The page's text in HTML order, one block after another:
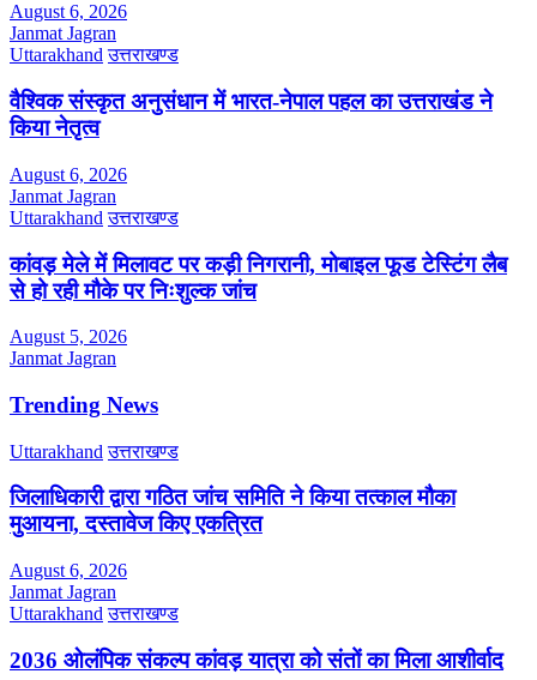
August 6, 2026
Janmat Jagran
Uttarakhand उत्तराखण्ड
वैश्विक संस्कृत अनुसंधान में भारत-नेपाल पहल का उत्तराखंड ने
किया नेतृत्व
August 6, 2026
Janmat Jagran
Uttarakhand उत्तराखण्ड
कांवड़ मेले में मिलावट पर कड़ी निगरानी, मोबाइल फूड टेस्टिंग लैब
से हो रही मौके पर निःशुल्क जांच
August 5, 2026
Janmat Jagran
Trending News
Uttarakhand उत्तराखण्ड
जिलाधिकारी द्वारा गठित जांच समिति ने किया तत्काल मौका
मुआयना, दस्तावेज किए एकत्रित
August 6, 2026
Janmat Jagran
Uttarakhand उत्तराखण्ड
2036 ओलंपिक संकल्प कांवड़ यात्रा को संतों का मिला आशीर्वाद